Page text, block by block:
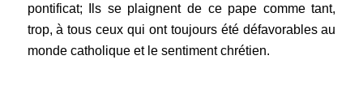
pontificat; Ils se plaignent de ce pape comme tant,
trop, à tous ceux qui ont toujours été défavorables au
monde catholique et le sentiment chrétien.